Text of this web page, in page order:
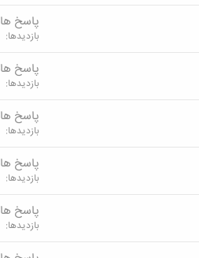
پاسخ ها
بازدیدها
پاسخ ها
بازدیدها
پاسخ ها
بازدیدها
پاسخ ها
بازدیدها
پاسخ ها
بازدیدها